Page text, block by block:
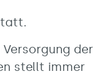
der
stellt immer